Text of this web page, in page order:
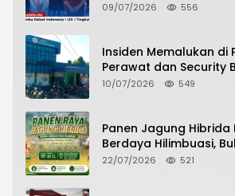
09/07/2026 556
Insiden Memalukan di
Perawat dan Security
Pelayanan Pasien
10/07/2026 549
Panen Jagung Hibrida
Berdaya Hilimbuasi,
Pertanian Desa
22/07/2026 521